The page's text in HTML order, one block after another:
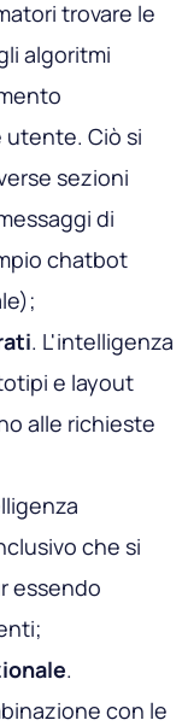
trovare le
algoritmi
Ciò si
sezioni
di
chatbot
. L'intelligenza
e layout
alle richieste
che si
essendo
.
con le